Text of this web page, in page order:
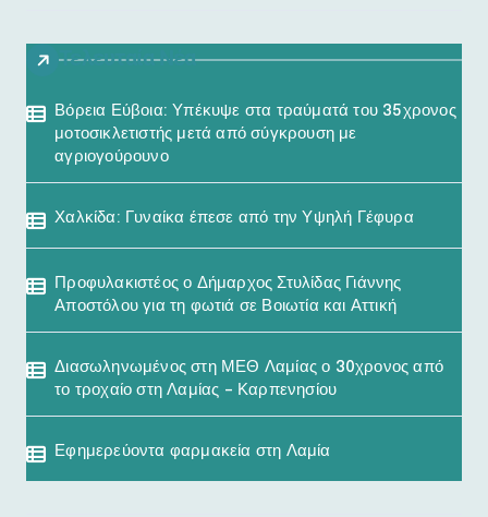
Τελευταία Νέα
Βόρεια Εύβοια: Υπέκυψε στα τραύματά του 35χρονος
μοτοσικλετιστής μετά από σύγκρουση με
αγριογούρουνο
Χαλκίδα: Γυναίκα έπεσε από την Υψηλή Γέφυρα
Προφυλακιστέος ο Δήμαρχος Στυλίδας Γιάννης
Αποστόλου για τη φωτιά σε Βοιωτία και Αττική
Διασωληνωμένος στη ΜΕΘ Λαμίας ο 30χρονος από
το τροχαίο στη Λαμίας – Καρπενησίου
Εφημερεύοντα φαρμακεία στη Λαμία